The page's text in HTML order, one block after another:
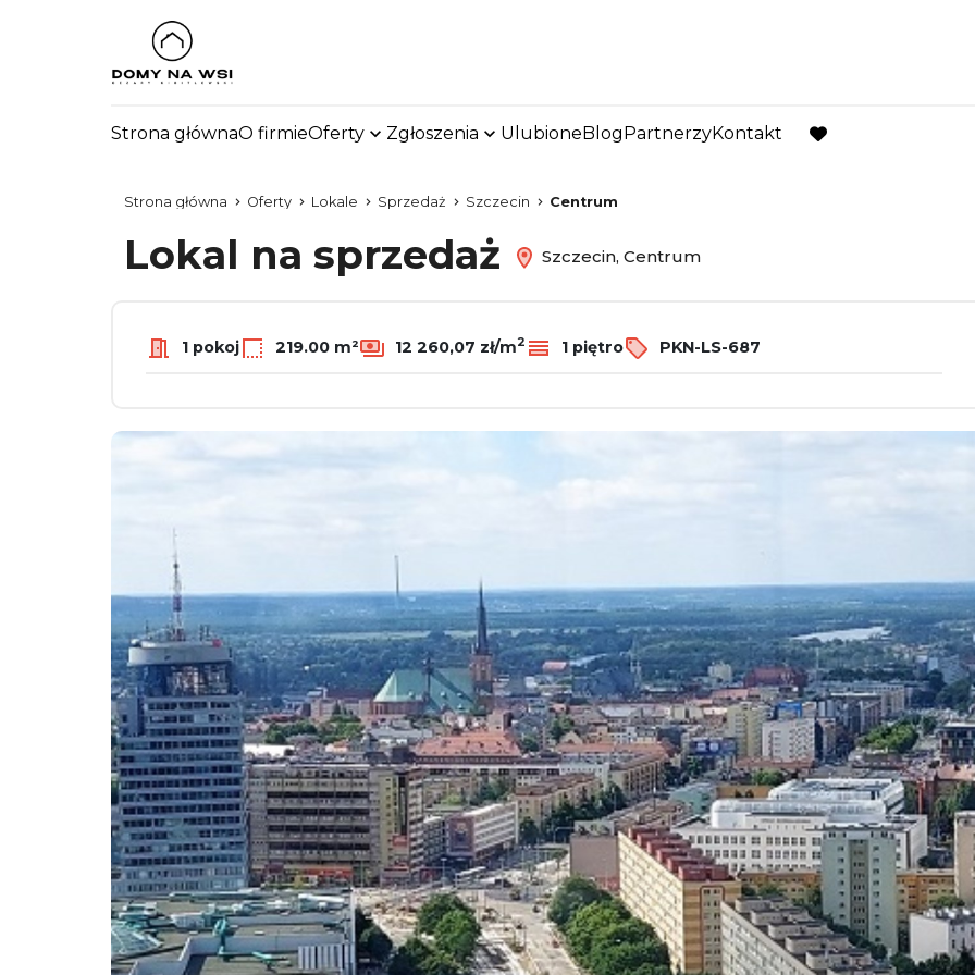
Strona głównaO firmieOferty Zgłoszenia UlubioneBlogPartnerzyKontakt
favorite
Strona główna Oferty Lokale Sprzedaż Szczecin Centrum
Lokal na sprzedaż Szczecin, Centrum
1 pokoj 219.00 m² 12 260,07 zł/m2 1 piętro PKN-LS-687